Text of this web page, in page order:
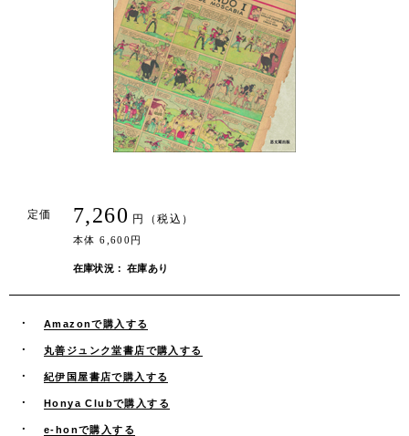
定価 7,260 円（税込）
本体 6,600円
在庫状況： 在庫あり
Amazonで購入する
丸善ジュンク堂書店で購入する
紀伊国屋書店で購入する
Honya Clubで購入する
e-honで購入する